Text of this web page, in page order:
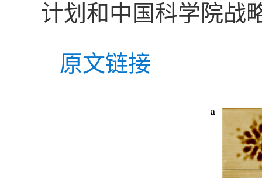
计划和中国科学院战
原文链接